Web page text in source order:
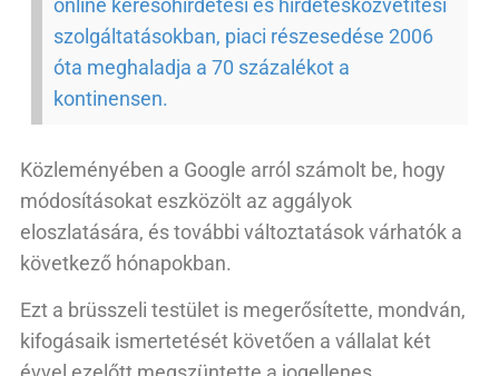
online keresőhirdetési és hirdetésközvetítési
szolgáltatásokban, piaci részesedése 2006
óta meghaladja a 70 százalékot a
kontinensen.
Közleményében a Google arról számolt be, hogy
módosításokat eszközölt az aggályok
eloszlatására, és további változtatások várhatók a
következő hónapokban.
Ezt a brüsszeli testület is megerősítette, mondván,
kifogásaik ismertetését követően a vállalat két